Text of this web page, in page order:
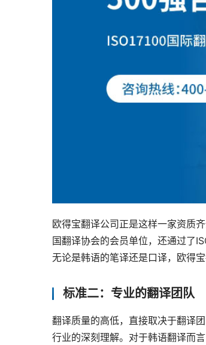
欧得宝翻译公司正是这样一家资质
国翻译协会的会员单位，还通过了
无论是韩语的笔译还是口译，欧得
标准二：专业的翻译团队
翻译质量的高低，直接取决于翻译
行业的深刻理解。对于韩语翻译而